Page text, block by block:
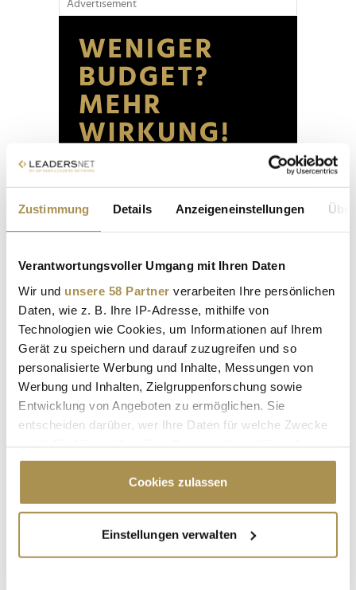
Zustimmung Details Anzeigeneinstellungen
Verantwortungsvoller Umgang mit Ihren Daten
Wir und unsere 58 Partner verarbeiten Ihre persönlichen
Daten, wie z. B. Ihre IP-Adresse, mithilfe von
Technologien wie Cookies, um Informationen auf Ihrem
Gerät zu speichern und darauf zuzugreifen und so
personalisierte Werbung und Inhalte, Messungen von
Werbung und Inhalten, Zielgruppenforschung sowie
Entwicklung von Angeboten zu ermöglichen. Sie
entscheiden darüber, wer Ihre Daten für welche Zwecke
Cookie-Erklärung oder durch Klicken auf das Privacy
Trigger Symbol ändern oder widerrufen
Informationen über Ihre geografische Lage
erfassen, welche bis auf einige Meter genau sein
Cookies zulassen
Einstellungen verwalten
Advertisement